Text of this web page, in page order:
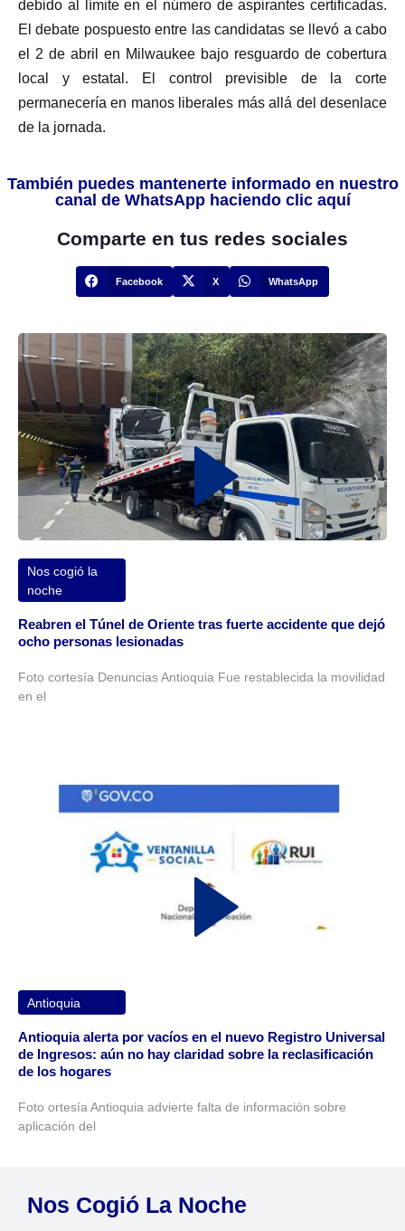
debido al límite en el número de aspirantes certificadas.
El debate pospuesto entre las candidatas se llevó a cabo
el 2 de abril en Milwaukee bajo resguardo de cobertura
local y estatal. El control previsible de la corte
permanecería en manos liberales más allá del desenlace
de la jornada.
También puedes mantenerte informado en nuestro
canal de WhatsApp haciendo clic aquí
Comparte en tus redes sociales
Facebook X WhatsApp
Nos cogió la
noche
Reabren el Túnel de Oriente tras fuerte accidente que dejó
ocho personas lesionadas
Foto cortesía Denuncias Antioquia Fue restablecida la movilidad
en el
Antioquia
Antioquia alerta por vacíos en el nuevo Registro Universal
de Ingresos: aún no hay claridad sobre la reclasificación
de los hogares
Foto ortesía Antioquia advierte falta de información sobre
aplicación del
Nos Cogió La Noche